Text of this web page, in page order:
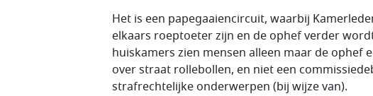
Het is een papegaaiencircuit, waarbij
elkaars roeptoeter zijn en de ophef verder
huiskamers zien mensen alleen maar de ophef
over straat rollebollen, en niet een
strafrechtelijke onderwerpen (bij wijze van).